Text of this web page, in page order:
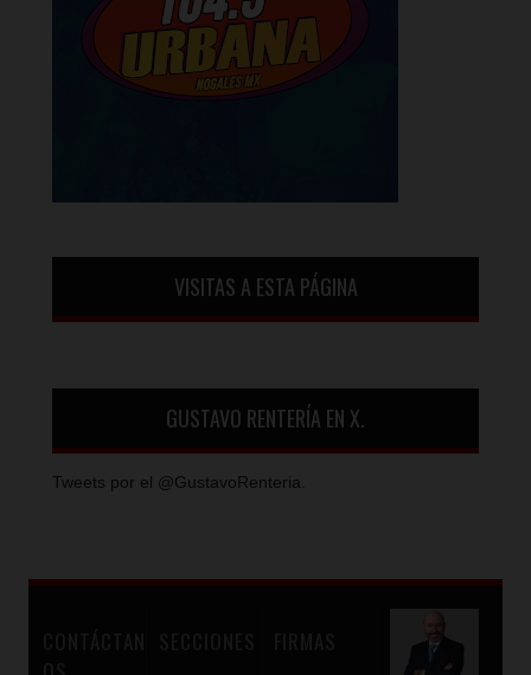
VISITAS A ESTA PÁGINA
GUSTAVO RENTERÍA EN X.
Tweets por el @GustavoRenteria.